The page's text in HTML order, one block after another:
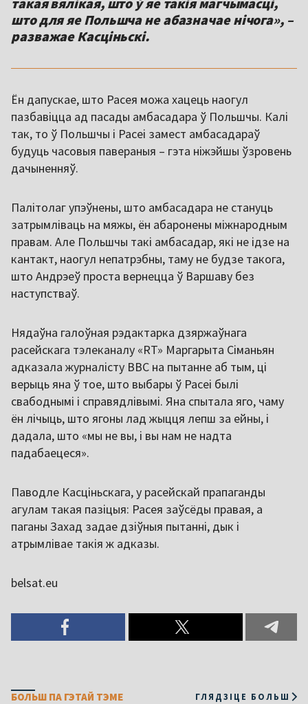
што для яе Польшча не абазначае нічога», –
разважае Касціньскі.
Ён дапускае, што Расея можа хацець наогул
пазбавіцца ад пасады амбасадара ў Польшчы. Калі
так, то ў Польшчы і Расеі замест амбасадараў
будуць часовыя павераныя – гэта ніжэйшы ўзровень
дачыненняў.
Палітолаг упэўнены, што амбасадара не стануць
затрымліваць на мяжы, ён абаронены міжнародным
правам. Але Польшчы такі амбасадар, які не ідзе на
кантакт, наогул непатрэбны, таму не будзе такога,
што Андрэеў проста вернецца ў Варшаву без
наступстваў.
Нядаўна галоўная рэдактарка дзяржаўнага
расейскага тэлеканалу «RT» Маргарыта Сіманьян
адказала журналісту BBC на пытанне аб тым, ці
верыць яна ў тое, што выбары ў Расеі былі
свабоднымі і справядлівымі. Яна спытала яго, чаму
ён лічыць, што ягоны лад жыцця лепш за ейны, і
дадала, што «мы не вы, і вы нам не надта
падабаецеся».
Паводле Касціньскага, у расейскай прапаганды
агулам такая пазіцыя: Расея заўсёды правая, а
паганы Захад задае дзіўныя пытанні, дык і
атрымлівае такія ж адказы.
belsat.eu
БОЛЬШ ПА ГЭТАЙ ТЭМЕ ГЛЯДЗІЦЕ БОЛЬШ